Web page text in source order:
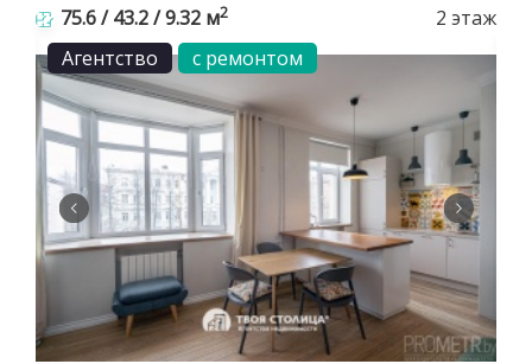
75.6 / 43.2 / 9.32 м2
2 этаж
Агентство
с ремонтом